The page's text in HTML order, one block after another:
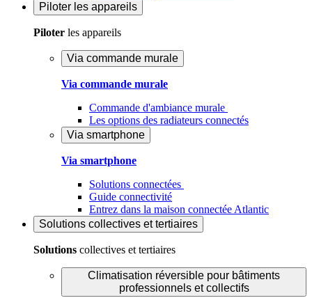
Piloter les appareils
Piloter les appareils
Via commande murale
Via commande murale
Commande d'ambiance murale
Les options des radiateurs connectés
Via smartphone
Via smartphone
Solutions connectées
Guide connectivité
Entrez dans la maison connectée Atlantic
Solutions collectives et tertiaires
Solutions collectives et tertiaires
Climatisation réversible pour bâtiments
professionnels et collectifs